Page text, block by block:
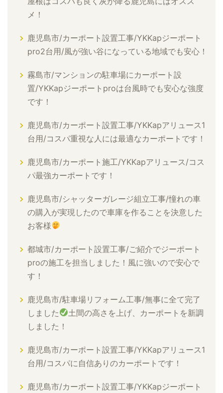
メ！
鹿児島市/カーポート設置工事/YKKapジーポート
pro2台用/風が強い谷になっている地域でも安心！
霧島市/マンションの駐車場にカーポート設
置/YKKapジーポートproは台風時でも安心な強度
です！
鹿児島市/カーポート設置工事/YKKapアリュース1
台用/コスパ重視な人には最適なカーポートです！
鹿児島市/カーポート施工/YKKapアリュース/コス
パ最強カーポートです！
鹿児島市/シャッターガレージ組立工事/憧れの車
の購入が実現したので車庫を作ることを決意した
お客様
都城市/カーポート設置工事/ご紹介でジーポート
proの施工を担当しました！風に強いので安心で
す！
鹿児島市/駐車場リフォーム工事/無事に全て完了
しました
土間の高さを上げ、カーポートを新調
しました！
鹿児島市/カーポート設置工事/YKKapアリュース1
台用/コスパに自信ありのカーポートです！
鹿児島市/カーポート設置工事/YKKapジーポート